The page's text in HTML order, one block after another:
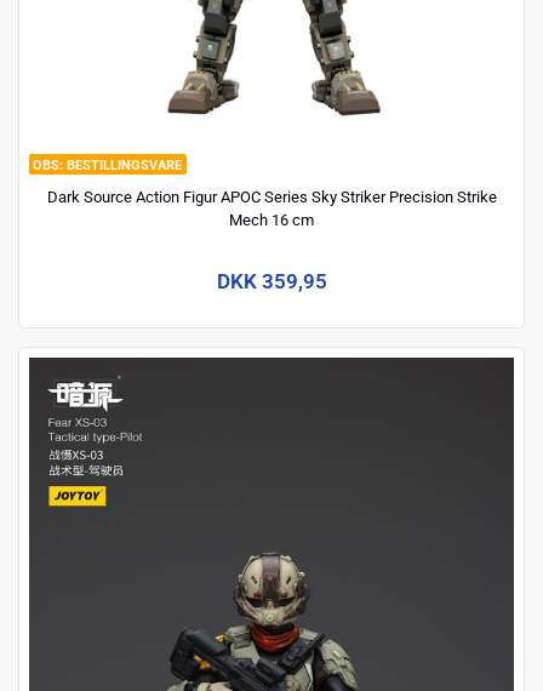
BESTILLINGSVARE
Dark Source Action Figur APOC Series Sky Striker Precision Strike
Mech 16 cm
DKK 359,95